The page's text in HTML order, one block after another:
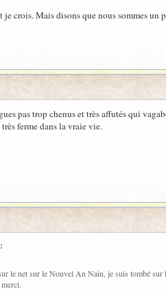
je crois. Mais disons que nous sommes un
pas trop chenus et très affutés qui
ferme dans la vraie vie.
le net sur le Nouvel An Nain, je suis tombé